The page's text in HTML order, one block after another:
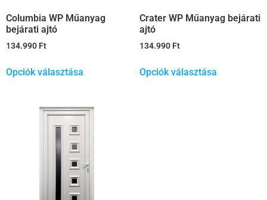
Columbia WP Műanyag
bejárati ajtó
134.990 Ft
Opciók választása
Crater WP Műanyag bejárati
ajtó
134.990 Ft
Opciók választása